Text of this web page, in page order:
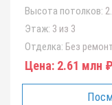
Высота потолков:
Этаж: 3 из 3
Отделка: Без
Цена: 2.61 млн ₽